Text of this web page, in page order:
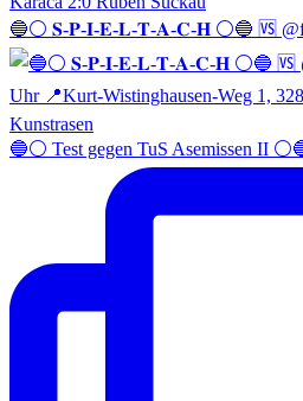
🔵⚪️ 𝐒-𝐏-𝐈-𝐄-𝐋-𝐓-𝐀-𝐂-𝐇 ⚪️🔵 🆚
🔵⚪️ Test gegen TuS Asemissen II